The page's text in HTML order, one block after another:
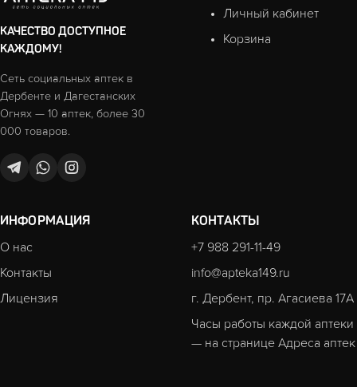
КАЧЕСТВО ДОСТУПНОЕ
КАЖДОМУ!
Сеть социальных аптек в
Дербенте и Дагестанских
Огнях — 10 аптек, более 30
000 товаров.
Личный кабинет
Корзина
ИНФОРМАЦИЯ
О нас
Контакты
Лицензия
КОНТАКТЫ
+7 988 291-11-49
info@apteka149.ru
г. Дербент, пр. Агасиева 17А
Часы работы каждой аптеки
— на странице Адреса аптек